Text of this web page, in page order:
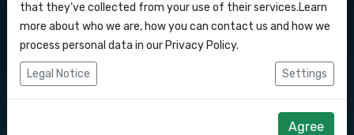
Integrazioni
Zapier
Invia messaggi di testo online in Ungheria.
SMS API gateway Ungheria.
Richiedi preventivo
that they’ve collected from your use of their services.Learn
more about who we are, how you can contact us and how we
process personal data in our Privacy Policy.
Legal Notice Settings
Agree